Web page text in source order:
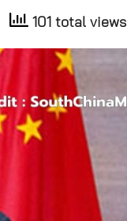
101 total views